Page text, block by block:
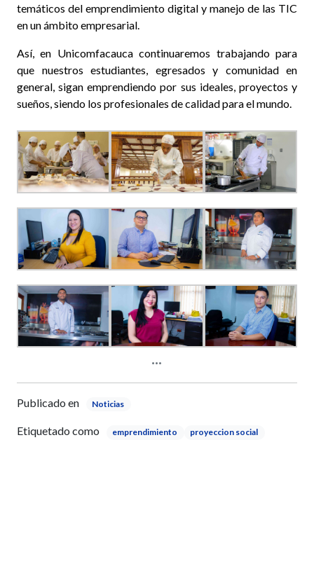
temáticos del emprendimiento digital y manejo de las TIC
en un ámbito empresarial.
Así, en Unicomfacauca continuaremos trabajando para
que nuestros estudiantes, egresados y comunidad en
general, sigan emprendiendo por sus ideales, proyectos y
sueños, siendo los profesionales de calidad para el mundo.
Publicado en Noticias
Etiquetado como emprendimiento proyeccion social